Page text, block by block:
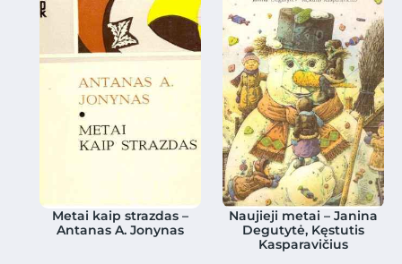
Metai kaip strazdas –
Antanas A. Jonynas
Naujieji metai – Janina
Degutytė, Kęstutis
Kasparavičius